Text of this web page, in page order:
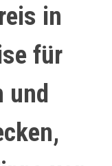
in
für
und